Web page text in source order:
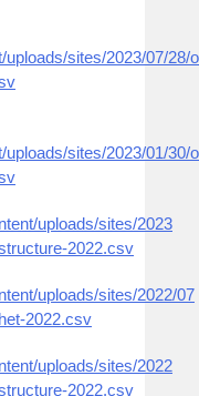
uploads/sites/2023/07/28/
uploads/sites/2023/01/30/
uploads/sites/2023
2022.csv
uploads/sites/2022/07
2022.csv
uploads/sites/2022
2022.csv